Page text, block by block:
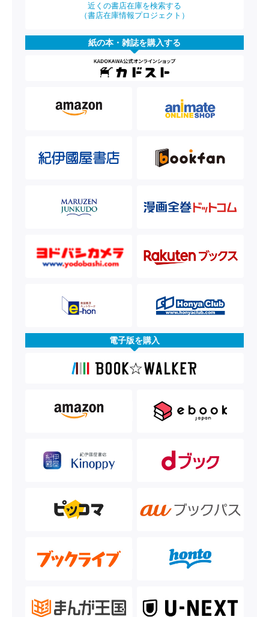
近くの書店在庫を検索する
（書店在庫情報プロジェクト）
紙の本・雑誌を購入する
電子版を購入